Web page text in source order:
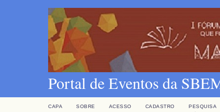
Portal de Eventos da
CAPA SOBRE ACESSO CADASTRO
PESQUISA